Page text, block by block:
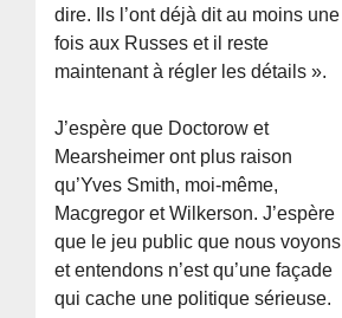
dire. Ils l’ont déjà dit au moins une
fois aux Russes et il reste
maintenant à régler les détails ».
J’espère que Doctorow et
Mearsheimer ont plus raison
qu’Yves Smith, moi-même,
Macgregor et Wilkerson. J’espère
que le jeu public que nous voyons
et entendons n’est qu’une façade
qui cache une politique sérieuse.